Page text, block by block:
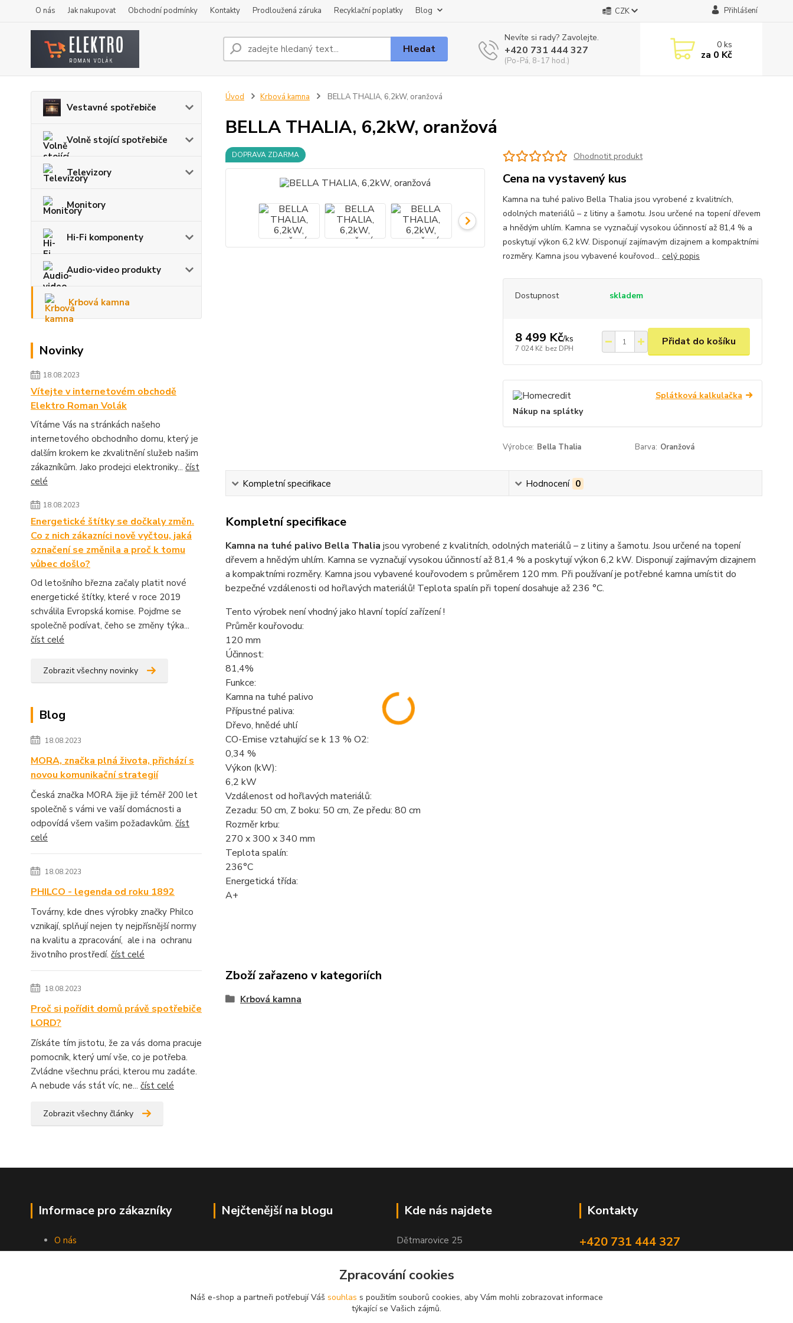
O nás Jak nakupovat Obchodní podmínky Kontakty Prodloužená záruka Recyklační poplatky Blog CZK Přihlášení
Hledat
Nevíte si rady? Zavolejte.
+420 731 444 327
(Po-Pá, 8-17 hod.)
0ks
za 0 Kč
Vestavné spotřebiče
Volně stojící spotřebiče
Televizory
Monitory
Hi-Fi komponenty
Audio-video produkty
Krbová kamna
Novinky
18.08.2023
Vítejte v internetovém obchodě
Elektro Roman Volák
Vítáme Vás na stránkách našeho
internetového obchodního domu, který je
dalším krokem ke zkvalitnění služeb našim
zákazníkům. Jako prodejci elektroniky... číst
celé
18.08.2023
Energetické štítky se dočkaly změn.
Co z nich zákazníci nově vyčtou, jaká
označení se změnila a proč k tomu
vůbec došlo?
Od letošního března začaly platit nové
energetické štítky, které v roce 2019
schválila Evropská komise. Pojďme se
společně podívat, čeho se změny týka...
číst celé
Zobrazit všechny novinky
Blog
18.08.2023
MORA, značka plná života, přichází s
novou komunikační strategií
Česká značka MORA žije již téměř 200 let
společně s vámi ve vaší domácnosti a
odpovídá všem vašim požadavkům. číst
celé
18.08.2023
PHILCO - legenda od roku 1892
Továrny, kde dnes výrobky značky Philco
vznikají, splňují nejen ty nejpřísnější normy
na kvalitu a zpracování, ale i na ochranu
životního prostředí. číst celé
18.08.2023
Proč si pořídit domů právě spotřebiče
LORD?
Získáte tím jistotu, že za vás doma pracuje
pomocník, který umí vše, co je potřeba.
Zvládne všechnu práci, kterou mu zadáte.
A nebude vás stát víc, ne... číst celé
Zobrazit všechny články
Úvod Krbová kamna BELLA THALIA, 6,2kW, oranžová
BELLA THALIA, 6,2kW, oranžová
DOPRAVA ZDARMA Ohodnotit produkt
Cena na vystavený kus
Kamna na tuhé palivo Bella Thalia jsou vyrobené z kvalitních,
odolných materiálů – z litiny a šamotu. Jsou určené na topení dřevem
a hnědým uhlím. Kamna se vyznačují vysokou účinností až 81,4 % a
poskytují výkon 6,2 kW. Disponují zajímavým dizajnem a kompaktními
rozměry. Kamna jsou vybavené kouřovod... celý popis
Dostupnost skladem
8 499 Kč/ks
7 024 Kč bez DPH
Přidat do košíku
Splátková kalkulačka
Nákup na splátky
Výrobce: Bella Thalia Barva: Oranžová
Kompletní specifikace Hodnocení 0
Kompletní specifikace
Kamna na tuhé palivo Bella Thalia jsou vyrobené z kvalitních, odolných materiálů – z litiny a šamotu. Jsou určené na topení
dřevem a hnědým uhlím. Kamna se vyznačují vysokou účinností až 81,4 % a poskytují výkon 6,2 kW. Disponují zajímavým dizajnem
a kompaktními rozměry. Kamna jsou vybavené kouřovodem s průměrem 120 mm. Při používaní je potřebné kamna umístit do
bezpečné vzdálenosti od hořlavých materiálů! Teplota spalín při topení dosahuje až 236 °C.
Tento výrobek není vhodný jako hlavní topící zařízení !
Průměr kouřovodu:
120 mm
Účinnost:
81,4%
Funkce:
Kamna na tuhé palivo
Přípustné paliva:
Dřevo, hnědé uhlí
CO-Emise vztahující se k 13 % O2:
0,34 %
Výkon (kW):
6,2 kW
Vzdálenost od hořlavých materiálů:
Zezadu: 50 cm, Z boku: 50 cm, Ze předu: 80 cm
Rozměr krbu:
270 x 300 x 340 mm
Teplota spalín:
236°C
Energetická třída:
A+
Zboží zařazeno v kategoriích
Krbová kamna
Informace pro zákazníky
O nás
Jak nakupovat
Nejčtenější na blogu Kde nás najdete
Dětmarovice 25
Kontakty
+420 731 444 327
Zpracování cookies
Náš e-shop a partneři potřebují Váš souhlas s použitím souborů cookies, aby Vám mohli zobrazovat informace
týkající se Vašich zájmů.